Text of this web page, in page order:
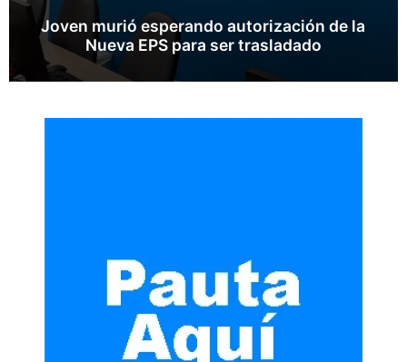
Joven murió esperando autorización de la
Nueva EPS para ser trasladado